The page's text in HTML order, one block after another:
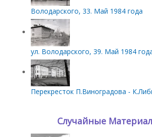
Володарского, 33. Май 1984 года
ул. Володарского, 39. Май 1984
Перекресток П.Виноградова -
Случайные